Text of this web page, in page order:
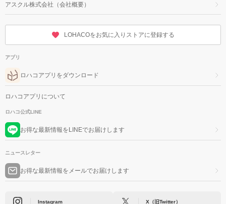
アスクル株式会社（会社概要）
LOHACOをお気に入りストアに登録する
アプリ
ロハコアプリをダウンロード
ロハコアプリについて
ロハコ公式LINE
お得な最新情報をLINEでお届けします
ニュースレター
お得な最新情報をメールでお届けします
Instagram X（旧Twitter）